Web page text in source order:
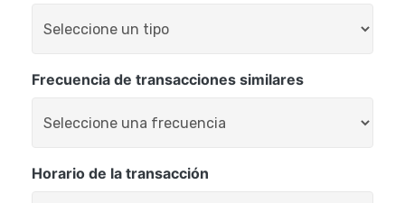
Frecuencia de transacciones similares
Horario de la transacción